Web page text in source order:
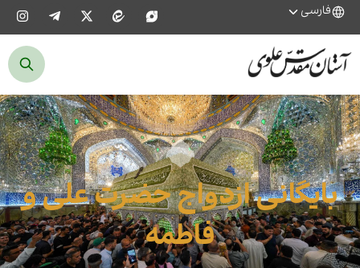
فارسی
بایگانی ازدواج حضرت علی و
فاطمه